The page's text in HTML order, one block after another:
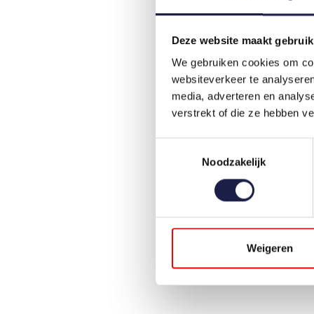
Deze website maakt
We gebruiken cookies om
websiteverkeer te
media, adverteren en
verstrekt of die ze hebben
Noodzakelijk
Weigeren